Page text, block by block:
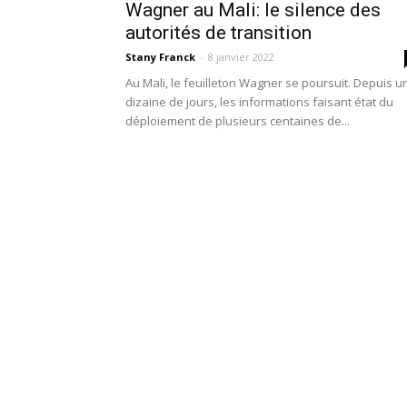
Wagner au Mali: le silence des
autorités de transition
Stany Franck - 8 janvier 2022
Au Mali, le feuilleton Wagner se poursuit. Depuis
dizaine de jours, les informations faisant état du
déploiement de plusieurs centaines de...